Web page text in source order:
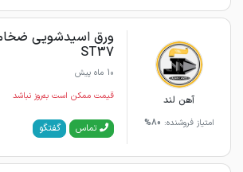
آهن لند
امتیاز فروشنده: 80%
ST37
10 ماه پیش
قیمت ممکن است به‌روز نباشد
تماس گفتگو